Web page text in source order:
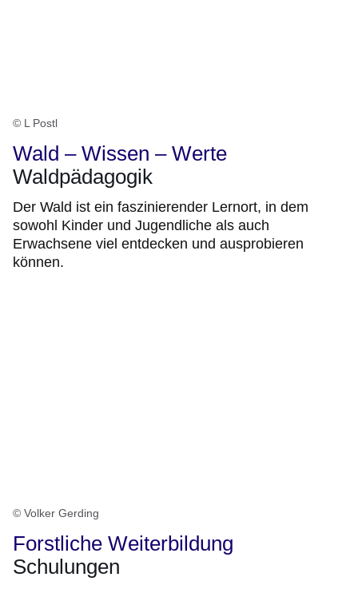
© L Postl
Wald – Wissen – Werte
Waldpädagogik
Der Wald ist ein faszinierender Lernort, in dem
sowohl Kinder und Jugendliche als auch
Erwachsene viel entdecken und ausprobieren
können.
© Volker Gerding
Forstliche Weiterbildung
Schulungen